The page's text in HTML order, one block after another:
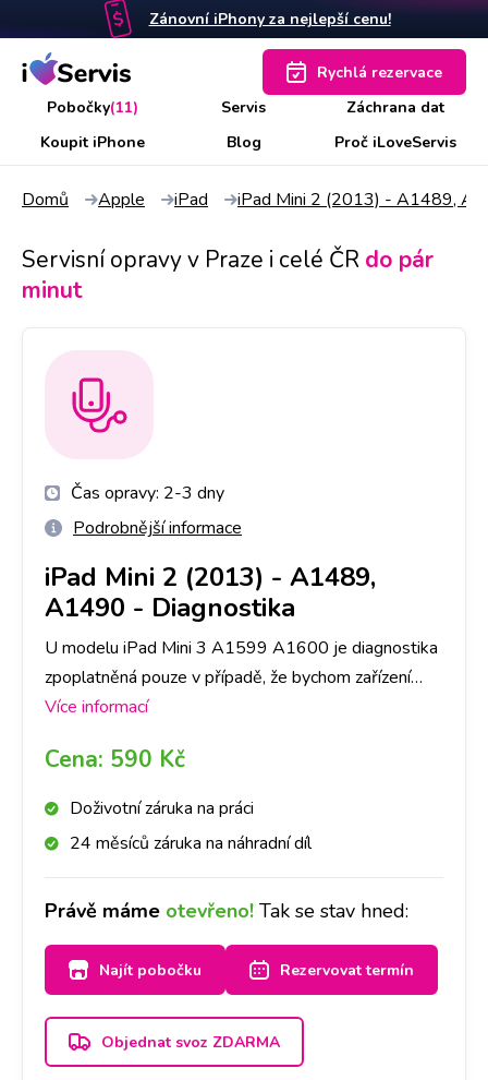
Zánovní iPhony za nejlepší cenu!
Pobočky(11) Servis
Záchrana dat
Koupit iPhone
Blog Proč iLoveServis
Rychlá rezervace
Domů Apple iPad iPad Mini 2 (2013) - A1489,
Servisní opravy v Praze i celé ČR do pár
minut
Čas opravy: 2-3 dny
Podrobnější informace
iPad Mini 2 (2013) - A1489,
A1490 - Diagnostika
U modelu iPad Mini 3 A1599 A1600 je diagnostika
zpoplatněná pouze v případě, že bychom zařízení
následně neopravovali a to částkou dle ceníku. V
Primárně je nutné provedení diagnostiky u nás na
pobočce, abychom dokázali přesně určit, co danou
závadu způsobuje. Následně, po jejím provedení, se
s Vámi spojíme a domluvíme se ohledně dalšího
provádět nebudeme. Při diagnostice záleží také na
míře poškození Vašeho iPad Mini 3 A1599 A1600,
časově cca na 1-3 dny.
Více informací
Cena: 590 Kč
Doživotní záruka na práci
24 měsíců záruka na náhradní díl
Právě máme otevřeno! Tak se stav hned:
Najít pobočku Rezervovat termín
Objednat svoz ZDARMA